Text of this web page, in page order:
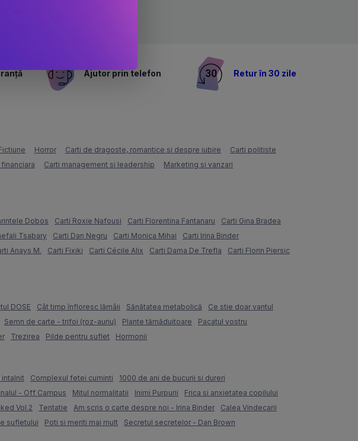
Ajutor prin telefon Retur în 30 zile
Horror Carti de dragoste, romantice si despre iubire
Carti politiste
Carti management si leadership
Marketing si vanzari
Dobos Carti Roxie Nafousi Carti Florentina Fantanaru
Carti Gina Bradea
Tsabary Carti Dan Negru Carti Monica Mihai
Carti Irina Binder
Anays M. Carti Fixiki Carti Cécile Alix Carti Dama De Trefla
Carti Florin Piersic
DOSE Cât timp înfloresc lămâii Sănătatea metabolică
Ce stie doar vantul
Semn de carte - trifoi (roz-auriu) Plante tămăduitoare
Pacatul vostru
Trezirea Pilde pentru suflet Hormonii
Complexul fetei cuminti
1000 de ani de bucurii si dureri
- Off Campus Mitul normalitatii Inimi Purpurii
Frica si anxietatea copilului
Vol.2 Tentatie Am scris o carte despre noi - Irina Binder
Calea Vindecarii
sufletului Poti si meriti mai mult Secretul secretelor - Dan Brown